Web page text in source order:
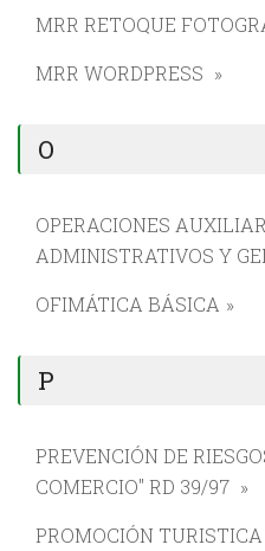
MRR RETOQUE
MRR WORDPRESS
O
OPERACIONES
ADMINISTRATIVOS Y
OFIMÁTICA BÁSICA
P
PREVENCIÓN DE
COMERCIO" RD 39/97
PROMOCIÓN